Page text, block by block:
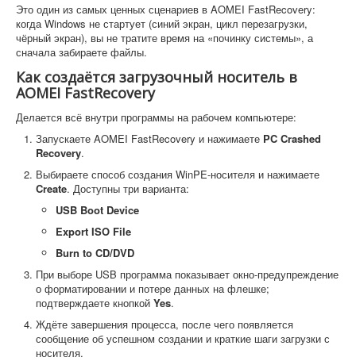
Это один из самых ценных сценариев в AOMEI FastRecovery:
когда Windows не стартует (синий экран, цикл перезагрузки,
чёрный экран), вы не тратите время на «починку системы», а
сначала забираете файлы.
Как создаётся загрузочный носитель в
AOMEI FastRecovery
Делается всё внутри программы на рабочем компьютере:
Запускаете AOMEI FastRecovery и нажимаете PC Crashed
Recovery.
Выбираете способ создания WinPE-носителя и нажимаете
Create. Доступны три варианта:
USB Boot Device
Export ISO File
Burn to CD/DVD
При выборе USB программа показывает окно-предупреждение
о форматировании и потере данных на флешке;
подтверждаете кнопкой Yes.
Ждёте завершения процесса, после чего появляется
сообщение об успешном создании и краткие шаги загрузки с
носителя.